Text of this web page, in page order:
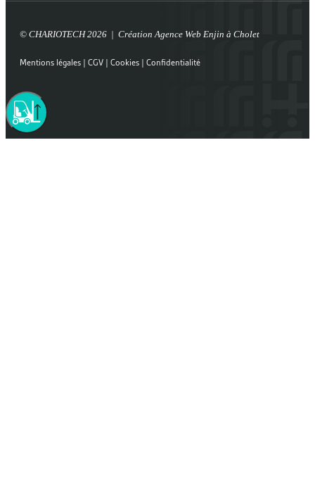
© CHARIOTECH 2026 | Création Agence Web Enjin à Cholet
Mentions légales | CGV | Cookies | Confidentialité